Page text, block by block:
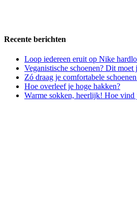
Recente berichten
Loop iedereen eruit op Nike
Veganistische schoenen? Dit moet
Zó draag je comfortabele
Hoe overleef je hoge hakken?
Warme sokken, heerlijk! Hoe vind